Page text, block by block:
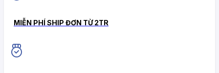
MIỄN PHÍ SHIP ĐƠN TỪ 2TR